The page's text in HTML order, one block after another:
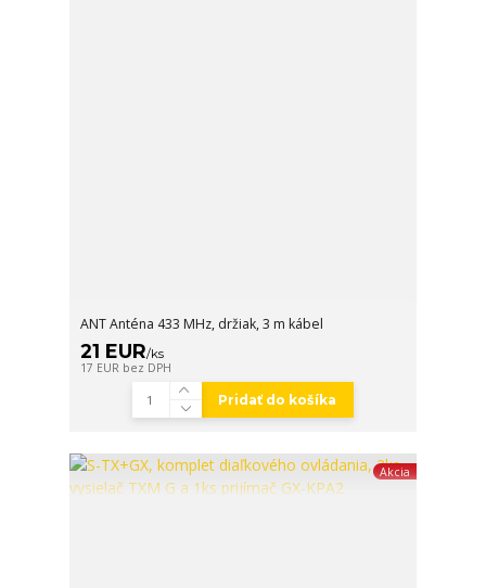
ANT Anténa 433 MHz, držiak, 3 m kábel
21 EUR/ks
17 EUR bez DPH
Pridať do košíka
Akcia